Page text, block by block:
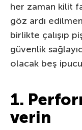
her zaman kilit
göz ardı
birlikte çalışıp
güvenlik
olacak beş
1.
verin